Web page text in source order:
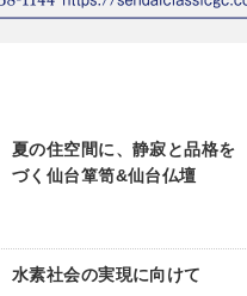
夏の住空間に、静寂と品格
づく仙台箪笥&仙台仏壇
水素社会の実現に向けて